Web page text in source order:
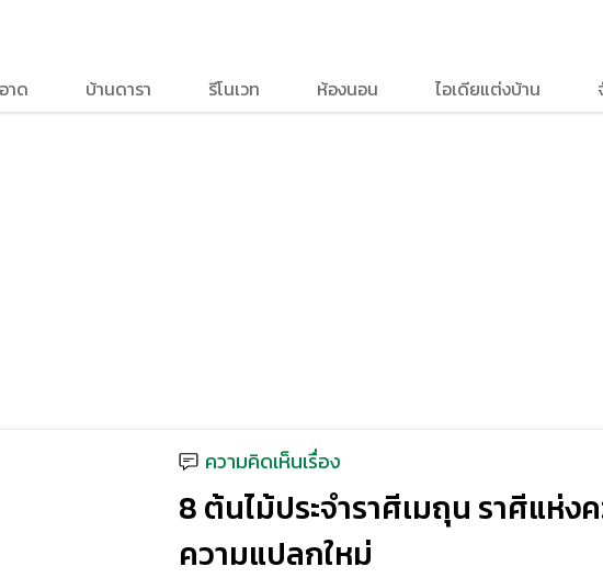
าด บ้านดารา รีโนเวท ห้องนอน ไอเดียแต่งบ้าน
ความคิดเห็นเรื่อง
8 ต้นไม้ประจำราศีเมถุน ราศีแห่ง
ความแปลกใหม่